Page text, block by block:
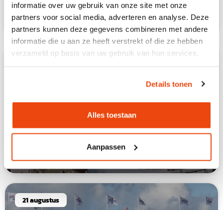
informatie over uw gebruik van onze site met onze
partners voor social media, adverteren en analyse. Deze
partners kunnen deze gegevens combineren met andere
informatie die u aan ze heeft verstrekt of die ze hebben
verzameld op basis van uw gebruik van hun services.
Details tonen
Alles toestaan
Aanpassen
Tickets en info
WECANDANCE ZONDAG
Zeebrugge Strand, Brugge
Tickets en info
21 augustus